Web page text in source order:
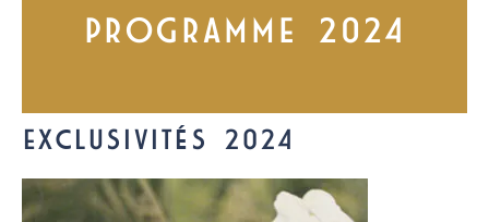
PROGRAMME 2024
EXCLUSIVITÉS 2024